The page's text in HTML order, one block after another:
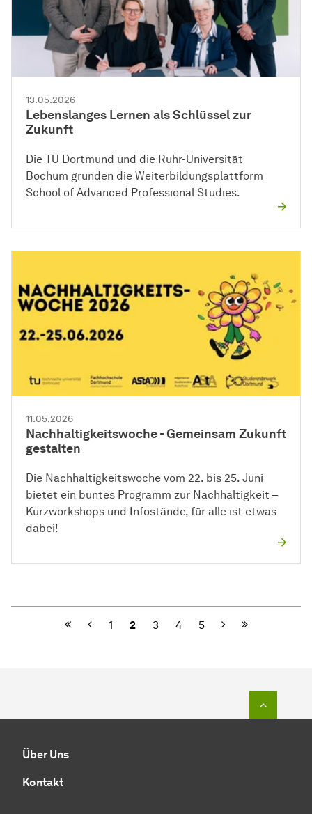
13.05.2026
Lebenslanges Lernen als Schlüssel zur
Zukunft
Die TU Dortmund und die Ruhr-Universität
Bochum gründen die Weiterbildungsplattform
School of Advanced Professional Studies.
11.05.2026
Nachhaltigkeitswoche - Gemeinsam Zukunft
gestalten
Die Nachhaltigkeitswoche vom 22. bis 25. Juni
bietet ein buntes Programm zur Nachhaltigkeit –
Kurzworkshops und Infostände, für alle ist etwas
dabei!
Vorherige
1 2 3 4 5 Nächste
Über Uns
Kontakt